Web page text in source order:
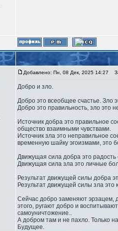
Добавлено: Пн, 08 Дек, 2025 14:27
Добро и зло.
Добро это всеобщее счастье. Зло
Добро это правильность, зло это
Источник добра это правильное
общество взаимными чувствами.
Источник зла это неправильное
временную шайку эгоизмами, это
Движущая сила добра это
Движущая сила зла это личные
Результат движущей силы добра
Результат движущей силы зла это
Сейчас добро заменяют эрзацем,
этого, ругают добро и
самоуничтожение..
А добром там и не пахло. Только
Будущее.